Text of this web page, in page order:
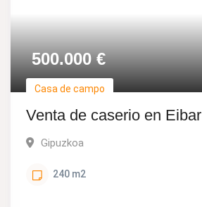
500.000€
Casa de campo
Venta de caserio en Eibar
Gipuzkoa
240 m2